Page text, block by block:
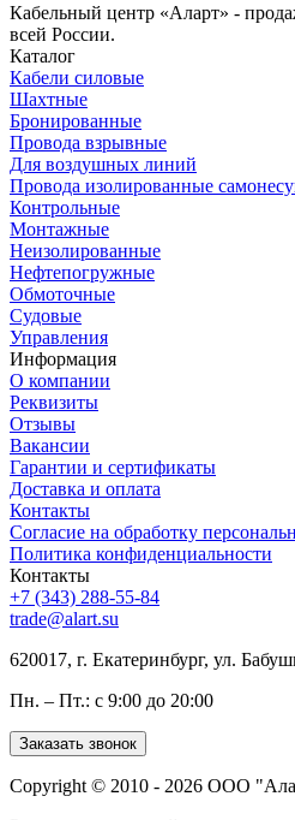
Кабельный центр «Аларт» -
всей России.
Каталог
Кабели силовые
Шахтные
Бронированные
Провода взрывные
Для воздушных линий
Провода изолированные
Контрольные
Монтажные
Неизолированные
Нефтепогружные
Обмоточные
Судовые
Управления
Информация
О компании
Реквизиты
Отзывы
Вакансии
Гарантии и сертификаты
Доставка и оплата
Контакты
Согласие на обработку
Политика конфиденциальности
Контакты
+7 (343) 288-55-84
trade@alart.su
620017, г. Екатеринбург, ул.
Пн. – Пт.: с 9:00 до 20:00
Заказать звонок
Copyright © 2010 - 2026 ООО